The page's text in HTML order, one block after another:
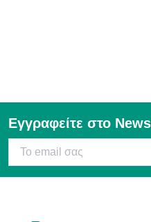
Εγγραφείτε στο